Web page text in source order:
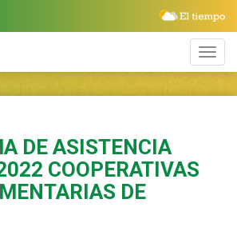
DE ASISTENCIA
COOPERATIVAS
DE